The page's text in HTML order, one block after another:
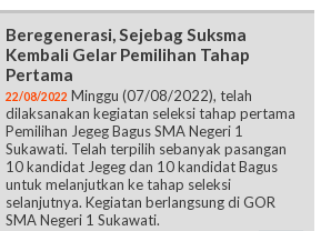
Beregenerasi, Sejebag Suksma
Kembali Gelar Pemilihan Tahap
Pertama
22/08/2022 Minggu (07/08/2022), telah
dilaksanakan kegiatan seleksi tahap pertama
Pemilihan Jegeg Bagus SMA Negeri 1
Sukawati. Telah terpilih sebanyak pasangan
10 kandidat Jegeg dan 10 kandidat Bagus
untuk melanjutkan ke tahap seleksi
selanjutnya. Kegiatan berlangsung di GOR
SMA Negeri 1 Sukawati.